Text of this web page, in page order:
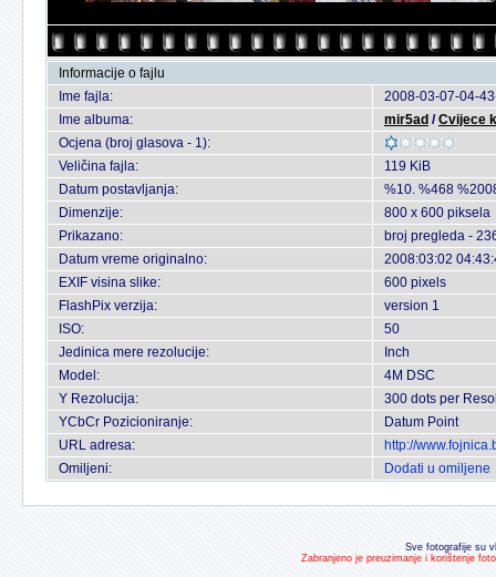
Informacije o fajlu
Ime fajla:
2008-03-07-04-
Ime albuma:
mir5ad /Cvijece
Ocjena (broj glasova - 1):
Veličina fajla:
119 KiB
Datum postavljanja:
%10. %468
Dimenzije:
800 x 600 piksela
Prikazano:
broj pregleda -
Datum vreme originalno:
2008:03:02
EXIF visina slike:
600 pixels
FlashPix verzija:
version 1
ISO:
50
Jedinica mere rezolucije:
Inch
Model:
4M DSC
Y Rezolucija:
300 dots per
YCbCr Pozicioniranje:
Datum Point
URL adresa:
http://
Omiljeni:
Dodati u omiljene
Sve fotografije su
Zabranjeno je preuzimanje i korištenje